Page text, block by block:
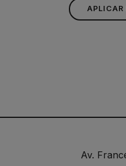
APLICAR
Av.